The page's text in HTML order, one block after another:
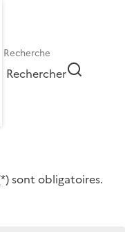
Rechercher
*) sont obligatoires.